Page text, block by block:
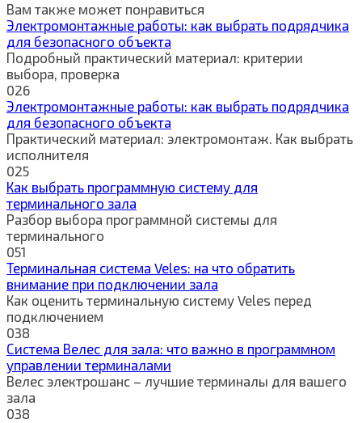
Вам также может понравиться
Электромонтажные работы: как выбрать подрядчика
для безопасного объекта
Подробный практический материал: критерии
выбора, проверка
026
Электромонтажные работы: как выбрать подрядчика
для безопасного объекта
Практический материал: электромонтаж. Как выбрать
исполнителя
025
Как выбрать программную систему для
терминального зала
Разбор выбора программной системы для
терминального
051
Терминальная система Veles: на что обратить
внимание при подключении зала
Как оценить терминальную систему Veles перед
подключением
038
Система Велес для зала: что важно в программном
управлении терминалами
Велес электрошанс – лучшие терминалы для вашего
зала
038